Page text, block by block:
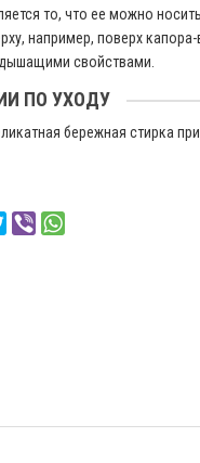
то, что ее можно
например, поверх
свойствами.
ПО УХОДУ
бережная стирка